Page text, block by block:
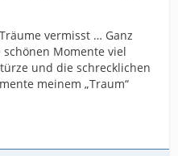
vermisst … Ganz
Momente viel
und die schrecklichen
meinem „Traum“